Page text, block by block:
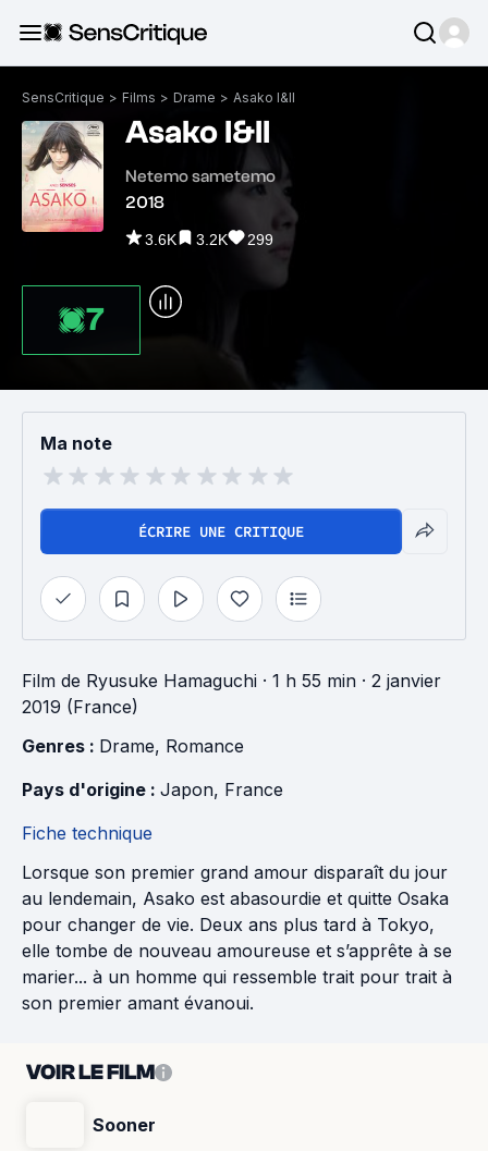
SensCritique > Films > Drame > Asako I&II
Asako I&II
Netemo sametemo
2018
3.6K 3.2K 299
7
Ma note
ÉCRIRE UNE CRITIQUE
Film de Ryusuke Hamaguchi · 1 h 55 min · 2 janvier
2019 (France)
Genres : Drame, Romance
Pays d'origine : Japon, France
Fiche technique
Lorsque son premier grand amour disparaît du jour
au lendemain, Asako est abasourdie et quitte Osaka
pour changer de vie. Deux ans plus tard à Tokyo,
elle tombe de nouveau amoureuse et s’apprête à se
marier... à un homme qui ressemble trait pour trait à
son premier amant évanoui.
VOIR LE FILM
Sooner